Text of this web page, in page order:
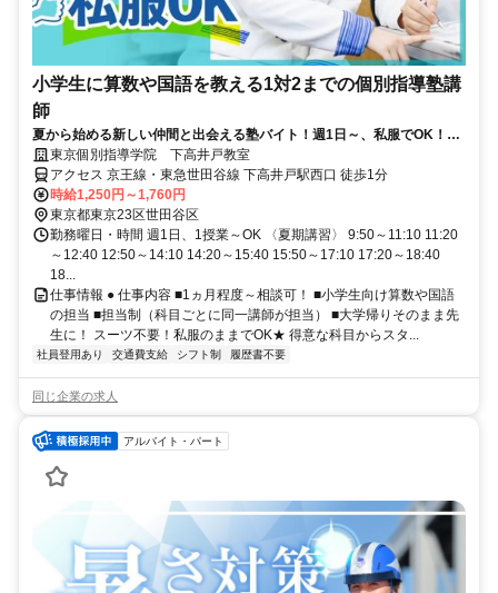
小学生に算数や国語を教える1対2までの個別指導塾講
師
夏から始める新しい仲間と出会える塾バイト！週1日～、私服でOK！テ
ストや帰省なども調整可能！
東京個別指導学院 下高井戸教室
アクセス 京王線・東急世田谷線 下高井戸駅西口 徒歩1分
時給1,250円～1,760円
東京都東京23区世田谷区
勤務曜日・時間 週1日、1授業～OK 〈夏期講習〉 9:50～11:10 11:20
～12:40 12:50～14:10 14:20～15:40 15:50～17:10 17:20～18:40
18...
仕事情報 ● 仕事内容 ■1ヵ月程度～相談可！ ■小学生向け算数や国語
の担当 ■担当制（科目ごとに同一講師が担当） ■大学帰りそのまま先
生に！ スーツ不要！私服のままでOK★ 得意な科目からスタ...
社員登用あり 交通費支給 シフト制 履歴書不要
同じ企業の求人
アルバイト・パート